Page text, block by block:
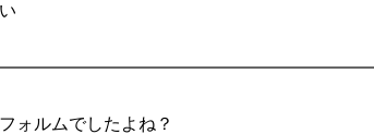
ォルムでしたよね？